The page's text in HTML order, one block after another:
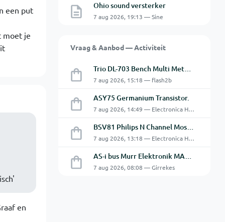
Ohio sound versterker
7 aug 2026, 19:13 — Sine
Vraag & Aanbod — Activiteit
Trio DL-703 Bench Multi Meter **VERKOCHT**
7 aug 2026, 15:18 — flash2b
ASY75 Germanium Transistor.
7 aug 2026, 14:49 — Electronica Hobbyist
BSV81 Philips N Channel Mosfet Transistors.
7 aug 2026, 13:18 — Electronica Hobbyist
AS-i bus Murr Elektronik MASI20 AS-Interface I/O-module 56440
7 aug 2026, 08:08 — Girrekes
een put
moet je
en